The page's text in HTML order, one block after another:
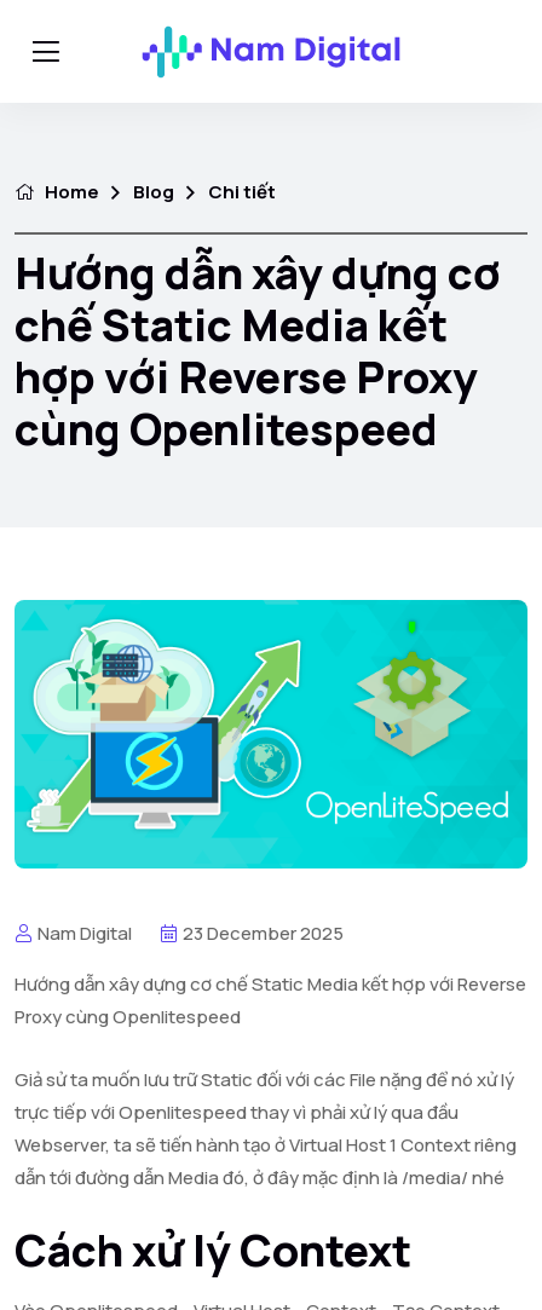
Home Blog Chi tiết
Hướng dẫn xây dựng cơ
chế Static Media kết
hợp với Reverse Proxy
cùng Openlitespeed
Nam Digital
23 December 2025
Hướng dẫn xây dựng cơ chế Static Media kết hợp với Reverse
Proxy cùng Openlitespeed
Giả sử ta muốn lưu trữ Static đối với các File nặng để nó xử lý
trực tiếp với Openlitespeed thay vì phải xử lý qua đầu
Webserver, ta sẽ tiến hành tạo ở Virtual Host 1 Context riêng
dẫn tới đường dẫn Media đó, ở đây mặc định là /media/ nhé
Cách xử lý Context